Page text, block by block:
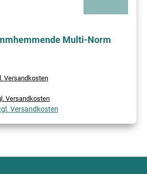
Multi-Norm
Versandkosten
Versandkosten
Versandkosten